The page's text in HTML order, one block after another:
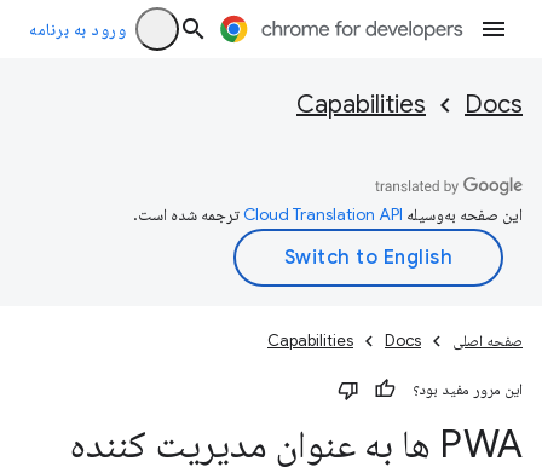
ورود به برنامه
Docs
Capabilities
این صفحه به‌وسیله ترجمه شده است.
صفحه اصلی Docs
Capabilities
این مرور مفید بود؟
PWA ها به عنوان مدیریت کننده